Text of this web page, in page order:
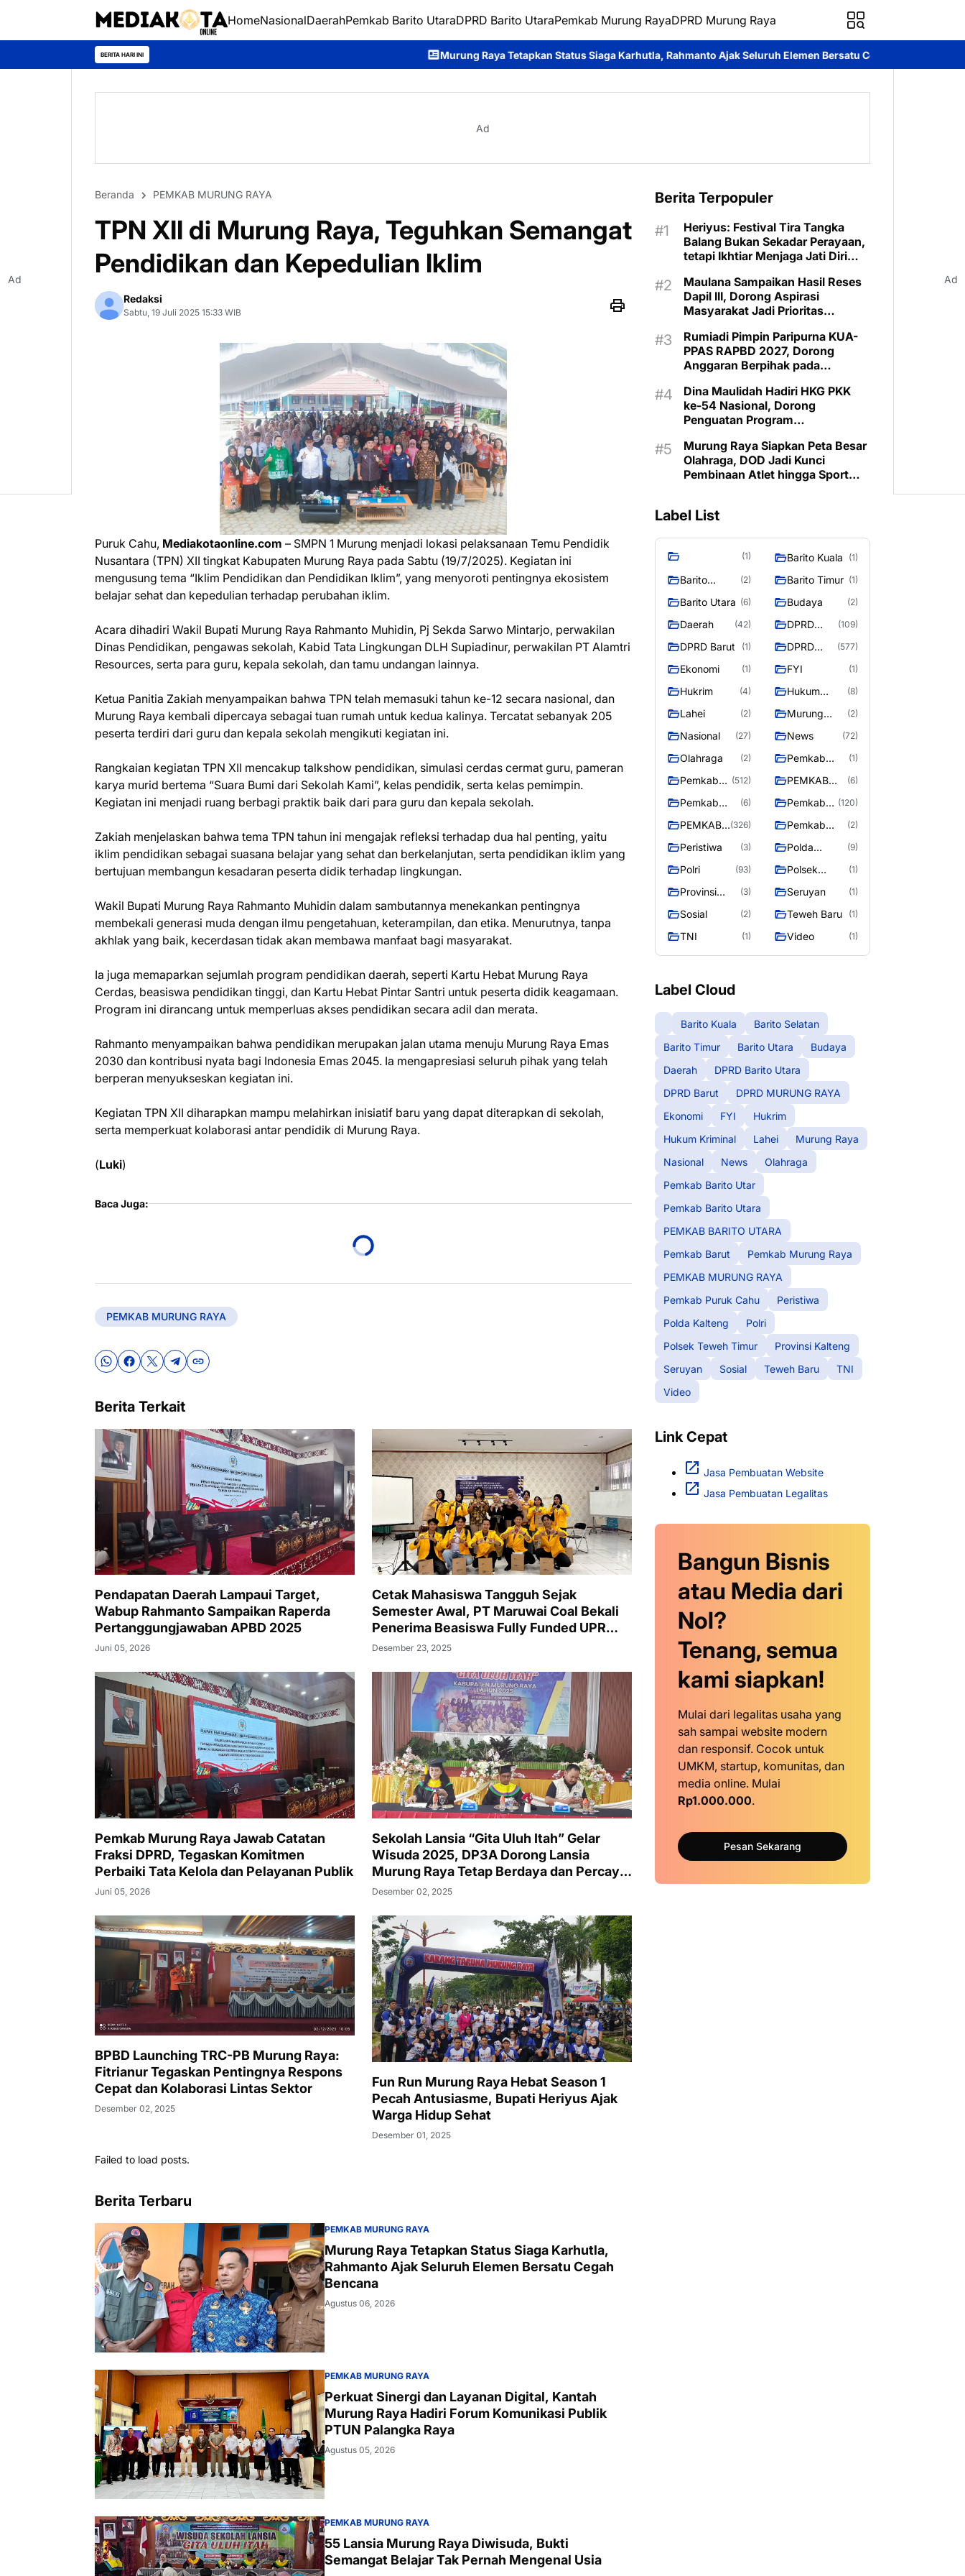
HomeNasionalDaerahPemkab Barito UtaraDPRD Barito UtaraPemkab Murung RayaDPRD Murung Raya
BERITA HARI INI Murung Raya Tetapkan Status Siaga Karhutla, Rahmanto Ajak Seluruh Elemen Bersatu Cegah Bencana Perkuat Sinergi dan
Ad
Beranda PEMKAB MURUNG RAYA
TPN XII di Murung Raya, Teguhkan Semangat
Pendidikan dan Kepedulian Iklim
Redaksi
Sabtu, 19 Juli 2025 15:33 WIB
Puruk Cahu, Mediakotaonline.com – SMPN 1 Murung menjadi lokasi pelaksanaan Temu Pendidik
Nusantara (TPN) XII tingkat Kabupaten Murung Raya pada Sabtu (19/7/2025). Kegiatan ini
mengusung tema “Iklim Pendidikan dan Pendidikan Iklim”, yang menyoroti pentingnya ekosistem
belajar sehat dan kepedulian terhadap perubahan iklim.
Acara dihadiri Wakil Bupati Murung Raya Rahmanto Muhidin, Pj Sekda Sarwo Mintarjo, perwakilan
Dinas Pendidikan, pengawas sekolah, Kabid Tata Lingkungan DLH Supiadinur, perwakilan PT Alamtri
Resources, serta para guru, kepala sekolah, dan tamu undangan lainnya.
Ketua Panitia Zakiah menyampaikan bahwa TPN telah memasuki tahun ke-12 secara nasional, dan
Murung Raya kembali dipercaya sebagai tuan rumah untuk kedua kalinya. Tercatat sebanyak 205
peserta terdiri dari guru dan kepala sekolah mengikuti kegiatan ini.
Rangkaian kegiatan TPN XII mencakup talkshow pendidikan, simulasi cerdas cermat guru, pameran
karya murid bertema “Suara Bumi dari Sekolah Kami”, kelas pendidik, serta kelas pemimpin.
Kegiatan ini menjadi ruang berbagi praktik baik dari para guru dan kepala sekolah.
Zakiah menjelaskan bahwa tema TPN tahun ini mengajak refleksi terhadap dua hal penting, yaitu
iklim pendidikan sebagai suasana belajar yang sehat dan berkelanjutan, serta pendidikan iklim yang
bertujuan membangun kesadaran peserta didik terhadap lingkungan.
Wakil Bupati Murung Raya Rahmanto Muhidin dalam sambutannya menekankan pentingnya
membekali generasi muda dengan ilmu pengetahuan, keterampilan, dan etika. Menurutnya, tanpa
akhlak yang baik, kecerdasan tidak akan membawa manfaat bagi masyarakat.
Ia juga memaparkan sejumlah program pendidikan daerah, seperti Kartu Hebat Murung Raya
Cerdas, beasiswa pendidikan tinggi, dan Kartu Hebat Pintar Santri untuk peserta didik keagamaan.
Program ini dirancang untuk memperluas akses pendidikan secara adil dan merata.
Rahmanto menyampaikan bahwa pendidikan merupakan jalan utama menuju Murung Raya Emas
2030 dan kontribusi nyata bagi Indonesia Emas 2045. Ia mengapresiasi seluruh pihak yang telah
berperan menyukseskan kegiatan ini.
Kegiatan TPN XII diharapkan mampu melahirkan inisiatif baru yang dapat diterapkan di sekolah,
serta memperkuat kolaborasi antar pendidik di Murung Raya.
(Luki)
Baca Juga:
PEMKAB MURUNG RAYA
Berita Terkait
Pendapatan Daerah Lampaui Target,
Wabup Rahmanto Sampaikan Raperda
Pertanggungjawaban APBD 2025
Juni 05, 2026
Cetak Mahasiswa Tangguh Sejak
Semester Awal, PT Maruwai Coal Bekali
Penerima Beasiswa Fully Funded UPR
dengan Soft Skills dan Pemetaan Potensi
Desember 23, 2025
Pemkab Murung Raya Jawab Catatan
Fraksi DPRD, Tegaskan Komitmen
Perbaiki Tata Kelola dan Pelayanan Publik
Juni 05, 2026
Sekolah Lansia “Gita Uluh Itah” Gelar
Wisuda 2025, DP3A Dorong Lansia
Murung Raya Tetap Berdaya dan Percaya
Diri
Desember 02, 2025
BPBD Launching TRC-PB Murung Raya:
Fitrianur Tegaskan Pentingnya Respons
Cepat dan Kolaborasi Lintas Sektor
Desember 02, 2025
Fun Run Murung Raya Hebat Season 1
Pecah Antusiasme, Bupati Heriyus Ajak
Warga Hidup Sehat
Desember 01, 2025
Failed to load posts.
Berita Terbaru
PEMKAB MURUNG RAYA
Murung Raya Tetapkan Status Siaga Karhutla,
Rahmanto Ajak Seluruh Elemen Bersatu Cegah
Bencana
Agustus 06, 2026
PEMKAB MURUNG RAYA
Perkuat Sinergi dan Layanan Digital, Kantah
Murung Raya Hadiri Forum Komunikasi Publik
PTUN Palangka Raya
Agustus 05, 2026
PEMKAB MURUNG RAYA
55 Lansia Murung Raya Diwisuda, Bukti
Semangat Belajar Tak Pernah Mengenal Usia
Berita Terpopuler
Heriyus: Festival Tira Tangka
Balang Bukan Sekadar Perayaan,
tetapi Ikhtiar Menjaga Jati Diri
Maulana Sampaikan Hasil Reses
Dapil III, Dorong Aspirasi
Masyarakat Jadi Prioritas
Rumiadi Pimpin Paripurna KUA-
PPAS RAPBD 2027, Dorong
Anggaran Berpihak pada
Dina Maulidah Hadiri HKG PKK
ke-54 Nasional, Dorong
Penguatan Program
Murung Raya
Murung Raya Siapkan Peta Besar
Olahraga, DOD Jadi Kunci
Pembinaan Atlet hingga Sport
Label List
(1) Barito Kuala (1)
Barito
(2) Barito Timur (1)
Barito Utara (6) Budaya (2)
Daerah (42)
DPRD
Utara
(109)
DPRD Barut (1)
DPRD
RAYA
(577)
Ekonomi (1) FYI (1)
Hukrim (4)
Hukum
(8)
Lahei (2)
Murung
(2)
Nasional (27) News (72)
Olahraga (2)
Pemkab
(1)
Pemkab
Utara
(512)
PEMKAB
UTARA
(6)
Pemkab
(6)
Pemkab
Raya
(120)
PEMKAB
RAYA
(326)
Pemkab
(2)
Peristiwa (3)
Polda
(9)
Polri (93)
Polsek
(1)
Provinsi
(3) Seruyan (1)
Sosial (2) Teweh Baru (1)
TNI (1) Video (1)
Label Cloud
Barito Kuala
Barito Selatan
Barito Timur
Barito Utara
Budaya
Daerah
DPRD Barito Utara
DPRD Barut
DPRD MURUNG RAYA
Ekonomi
FYI
Hukrim
Hukum Kriminal
Lahei
Murung Raya
Nasional
News
Olahraga
Pemkab Barito Utar
Pemkab Barito Utara
PEMKAB BARITO UTARA
Pemkab Barut
Pemkab Murung Raya
PEMKAB MURUNG RAYA
Pemkab Puruk Cahu
Peristiwa
Polda Kalteng
Polri
Polsek Teweh Timur
Provinsi Kalteng
Seruyan
Sosial Teweh Baru
TNI
Video
Link Cepat
Jasa Pembuatan Website
Jasa Pembuatan Legalitas
Bangun Bisnis
atau Media dari
Nol?
Tenang, semua
kami siapkan!
Mulai dari legalitas usaha yang
sah sampai website modern
dan responsif. Cocok untuk
UMKM, startup, komunitas, dan
media online. Mulai
Rp1.000.000.
Pesan Sekarang
Ad Ad